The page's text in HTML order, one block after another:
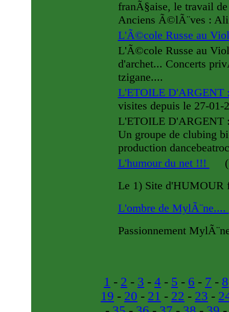
franÃ§aise, le travail
Anciens Ã©lÃ¨ves :
L'Ã©cole Russe au
L'Ã©cole Russe au
d'archet... Concerts
tzigane....
L'ETOILE D'ARGENT
visites depuis le 27-01-
L'ETOILE D'ARGENT
Un groupe de clubing
production
L'humour du net !!!
(
Le 1) Site d'HUMOUR
L'ombre de MylÃ¨ne....
Passionnement
1 - 2 - 3 - 4 - 5 - 6 - 7 - 8
19 - 20 - 21 - 22 - 23 -